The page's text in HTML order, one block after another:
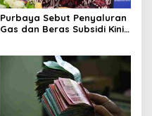
Purbaya Sebut Penyaluran
Gas dan Beras Subsidi Kini